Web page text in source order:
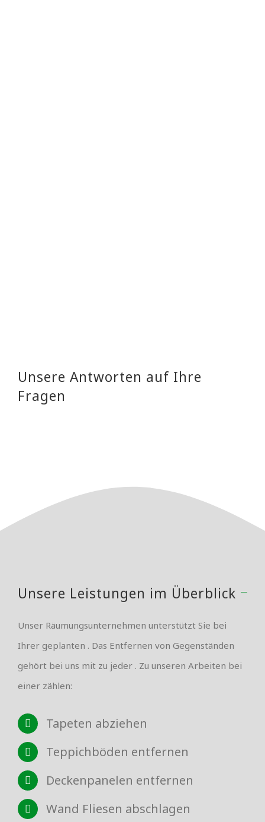
Unsere Antworten auf Ihre
Fragen
Unsere Leistungen im Überblick
Unser Räumungsunternehmen unterstützt Sie bei
Ihrer geplanten . Das Entfernen von Gegenständen
gehört bei uns mit zu jeder . Zu unseren Arbeiten bei
einer zählen:
Tapeten abziehen
Teppichböden entfernen
Deckenpanelen entfernen
Wand Fliesen abschlagen